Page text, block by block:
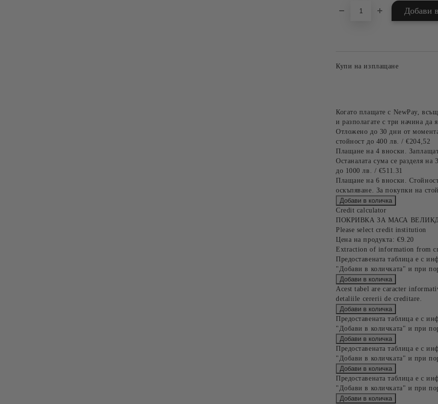
Купи на изплащане
Когато плащате с NewPay,
и разполагате с три начина да
Отложено до 30 дни от
стойност до 400 лв. / €204,52
Плащане на 4 вноски.
Останалата сума се разделя
до 1000 лв. / €511.31
Плащане на 6 вноски.
оскъпяване. За покупки на
Credit calculator
ПОКРИВКА ЗА МАСА
Please select credit institution
Цена на продукта: €9.20
Extraction of information from
Предоставената таблица е с
"Добави в количката" и при
Acest tabel are caracter
detaliile cererii de creditare.
Предоставената таблица е с
"Добави в количката" и при
Предоставената таблица е с
"Добави в количката" и при
Предоставената таблица е с
"Добави в количката" и при